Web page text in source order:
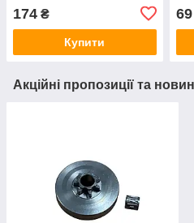
174 ₴
Купити
69
Акційні пропозиції та